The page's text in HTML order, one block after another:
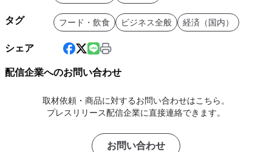
タグ フード・飲食 ビジネス全般 経済（国内）
シェア
配信企業へのお問い合わせ
取材依頼・商品に対するお問い合わせはこちら。
プレスリリース配信企業に直接連絡できます。
お問い合わせ